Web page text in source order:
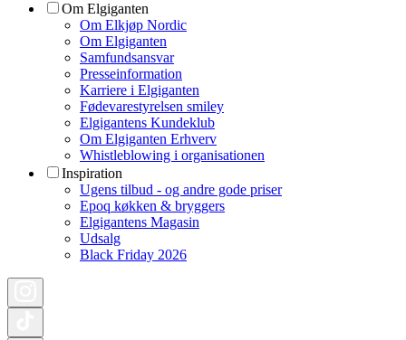
Om Elgiganten
Om Elkjøp Nordic
Om Elgiganten
Samfundsansvar
Presseinformation
Karriere i Elgiganten
Fødevarestyrelsen smiley
Elgigantens Kundeklub
Om Elgiganten Erhverv
Whistleblowing i organisationen
Inspiration
Ugens tilbud - og andre gode priser
Epoq køkken & bryggers
Elgigantens Magasin
Udsalg
Black Friday 2026